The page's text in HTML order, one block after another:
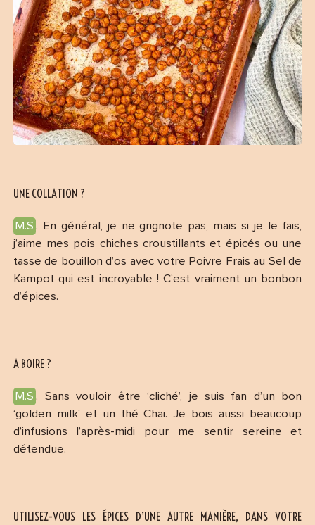
UNE COLLATION ?
M.S . En général, je ne grignote pas, mais si je le fais,
j’aime mes pois chiches croustillants et épicés ou une
tasse de bouillon d’os avec votre Poivre Frais au Sel de
Kampot qui est incroyable ! C’est vraiment un bonbon
d’épices.
A BOIRE ?
M.S . Sans vouloir être ‘cliché’, je suis fan d’un bon
‘golden milk’ et un thé Chai. Je bois aussi beaucoup
d’infusions l’après-midi pour me sentir sereine et
détendue.
UTILISEZ-VOUS LES ÉPICES D’UNE AUTRE MANIÈRE, DANS VOTRE